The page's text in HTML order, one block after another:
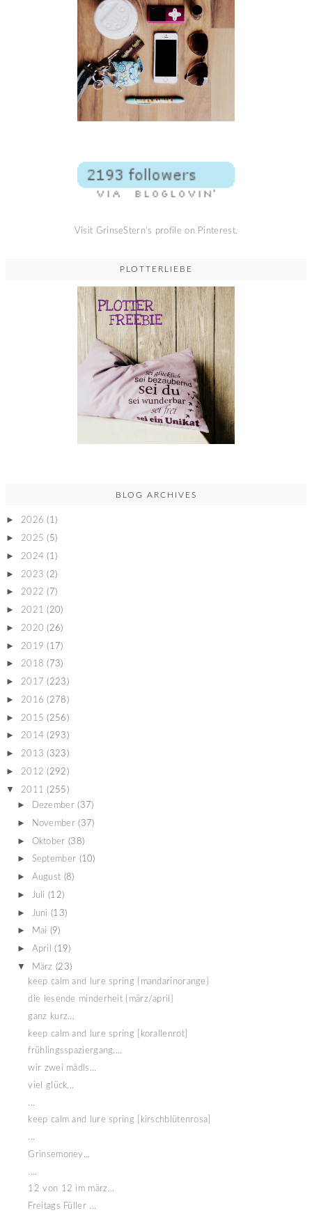
Visit GrinseStern's profile on Pinterest.
PLOTTERLIEBE
BLOG ARCHIVES
► 2026 (1)
► 2025 (5)
► 2024 (1)
► 2023 (2)
► 2022 (7)
► 2021 (20)
► 2020 (26)
► 2019 (17)
► 2018 (73)
► 2017 (223)
► 2016 (278)
► 2015 (256)
► 2014 (293)
► 2013 (323)
► 2012 (292)
▼ 2011 (255)
► Dezember (37)
► November (37)
► Oktober (38)
► September (10)
► August (8)
► Juli (12)
► Juni (13)
► Mai (9)
► April (19)
▼ März (23)
keep calm and lure spring {mandarinorange}
die lesende minderheit {märz/april}
ganz kurz...
keep calm and lure spring [korallenrot]
frühlingsspaziergang....
wir zwei mädls...
viel glück...
...
keep calm and lure spring [kirschblütenrosa]
...
Grinsemoney...
....
12 von 12 im märz...
Freitags Füller ...